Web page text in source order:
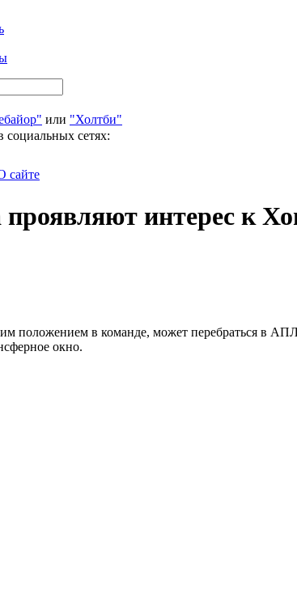
или "Холтби"
социальных сетях:
сайте
интерес к
положением в команде, может перебраться в
окно.